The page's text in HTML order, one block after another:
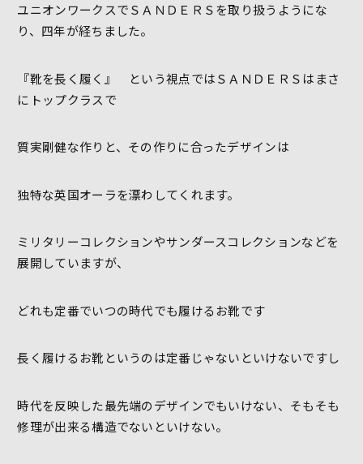
ユニオンワークスでＳＡＮＤＥＲＳを取り扱うようにな
り、四年が経ちました。
『靴を長く履く』 という視点ではＳＡＮＤＥＲＳはまさ
にトップクラスで
質実剛健な作りと、その作りに合ったデザインは
独特な英国オーラを漂わしてくれます。
ミリタリーコレクションやサンダースコレクションなどを
展開していますが、
どれも定番でいつの時代でも履けるお靴です
長く履けるお靴というのは定番じゃないといけないですし
時代を反映した最先端のデザインでもいけない、そもそも
修理が出来る構造でないといけない。